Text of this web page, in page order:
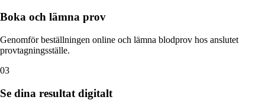
Boka och lämna prov
Genomför beställningen online och lämna blodprov hos anslutet
provtagningsställe.
03
Se dina resultat digitalt